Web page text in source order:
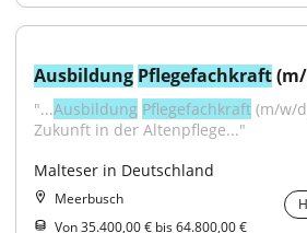
Ausbildung Pflegefachkraft
"...Ausbildung Pflegefachkraft (m/w/
Zukunft in der Altenpflege..."
Malteser in Deutschland
Meerbusch
Von 35.400,00 € bis 64.800,00 €